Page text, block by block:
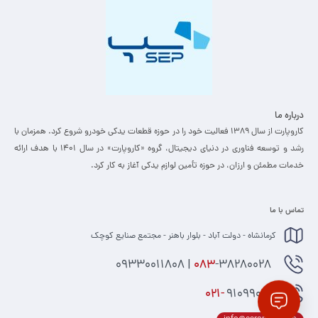
کالا، کیفیت مناسب و سازگاری قطعه با خودروی خود اطمینان بیشتری
استفاده از این قطعه کوچک اما مهم، می‌تواند نقش مؤثری در بهبود
عملکرد خودرو و جلوگیری از خرابی‌های بعدی داشته باشد.
درباره ما
کاروپارت از سال ۱۳۸۹ فعالیت خود را در حوزه قطعات یدکی خودرو شروع کرد. همزمان با
رشد و توسعه فناوری در دنیای دیجیتال، گروه «کاروپارت» در سال ۱۴۰۱ با هدف ارائه
خدمات مطمئن و ارزان، ­در حوزه تأمین لوازم یدکی آغاز به کار کرد.
تماس با ما
کرمانشاه - دولت آباد - بلوار باهنر - مجتمع صنایع کوچک
-38280028 | 09330011808
021-91099074